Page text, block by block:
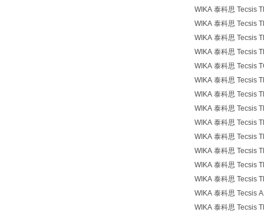
WIKA 泰科思 Tecsis
WIKA 泰科思 Tecsis
WIKA 泰科思 Tecsis
WIKA 泰科思 Tecsis
WIKA 泰科思 Tecsis
WIKA 泰科思 Tecsis
WIKA 泰科思 Tecsis
WIKA 泰科思 Tecsis
WIKA 泰科思 Tecsis
WIKA 泰科思 Tecsis
WIKA 泰科思 Tecsis
WIKA 泰科思 Tecsis
WIKA 泰科思 Tecsis
WIKA 泰科思 Tecsis
WIKA 泰科思 Tecsis